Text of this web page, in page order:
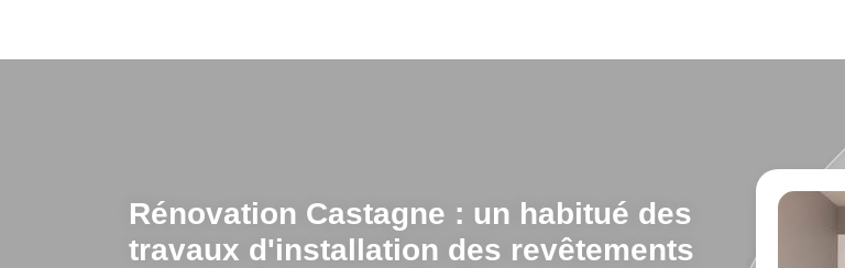
Rénovation Castagne : un habitué des
travaux d'installation des revêtements